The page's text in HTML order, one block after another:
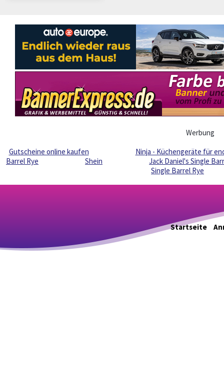
Werbung
Gutscheine online kaufen
Ninja - Küchengeräte für
Barrel Rye
Shein
Jack Daniel's Single
Single Barrel Rye
Startseite